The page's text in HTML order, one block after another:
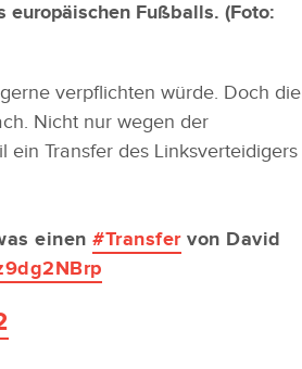
Fußballs. (Foto:
verpflichten würde. Doch die
Nicht nur wegen der
ein Transfer des Linksverteidigers
einen #Transfervon David